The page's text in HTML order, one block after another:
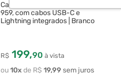
Carregador portátil HREBOS PB-
959, com cabos USB-C e
Lightning integrados | Branco
R$ 199,90 à vista
10 R$ 19,99